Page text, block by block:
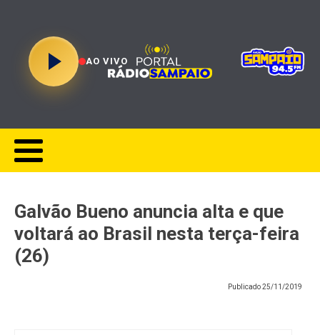
AO VIVO
Galvão Bueno anuncia alta e que
voltará ao Brasil nesta terça-feira
(26)
Publicado25/11/2019